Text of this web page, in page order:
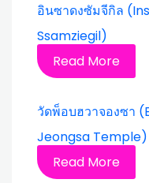
อินซาดงซัมจีกิล
Ssamziegil)
Read More
วัดพ็อบฮวาจองซา
Jeongsa Temple)
Read More